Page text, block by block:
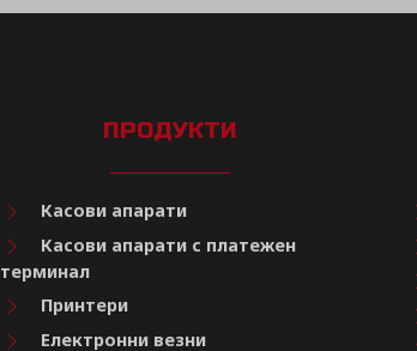
ПРОДУКТИ
Касови апарати
Касови апарати с платежен
терминал
Принтери
Електронни везни